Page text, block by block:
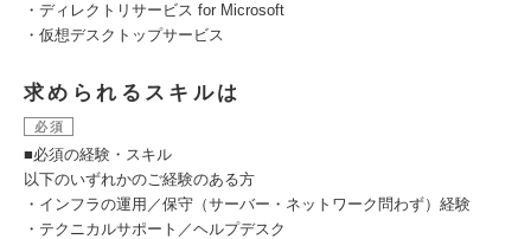
・ディレクトリサービス for Microsoft
・仮想デスクトップサービス
求められるスキルは
必須
■必須の経験・スキル
以下のいずれかのご経験のある方
・インフラの運用／保守（サーバー・ネットワーク問わず）経験
・テクニカルサポート／ヘルプデスク